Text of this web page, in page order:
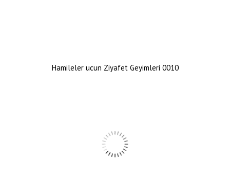
Hamileler ucun Ziyafet Geyimleri 0010